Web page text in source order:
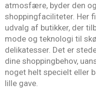
atmosfære, byder den
shoppingfaciliteter. Her
udvalg af butikker, der
mode og teknologi til
delikatesser. Det er
dine shoppingbehov,
noget helt specielt eller
lille gave.